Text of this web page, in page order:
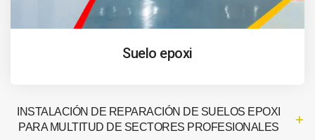
Suelo epoxi
INSTALACIÓN DE REPARACIÓN DE SUELOS EPOXI
PARA MULTITUD DE SECTORES PROFESIONALES